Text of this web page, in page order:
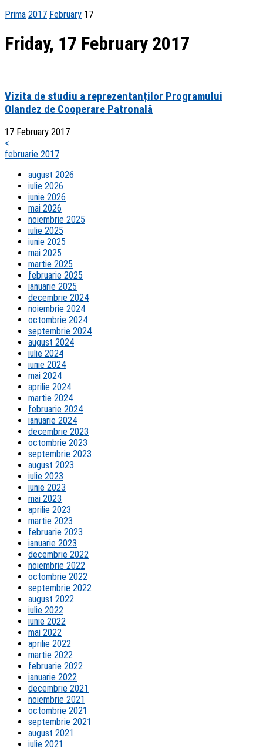
Prima 2017 February 17
Friday, 17 February 2017
Vizita de studiu a reprezentanților Programului
Olandez de Cooperare Patronală
17 February 2017
<
februarie 2017
august 2026
iulie 2026
iunie 2026
mai 2026
noiembrie 2025
iulie 2025
iunie 2025
mai 2025
martie 2025
februarie 2025
ianuarie 2025
decembrie 2024
noiembrie 2024
octombrie 2024
septembrie 2024
august 2024
iulie 2024
iunie 2024
mai 2024
aprilie 2024
martie 2024
februarie 2024
ianuarie 2024
decembrie 2023
octombrie 2023
septembrie 2023
august 2023
iulie 2023
iunie 2023
mai 2023
aprilie 2023
martie 2023
februarie 2023
ianuarie 2023
decembrie 2022
noiembrie 2022
octombrie 2022
septembrie 2022
august 2022
iulie 2022
iunie 2022
mai 2022
aprilie 2022
martie 2022
februarie 2022
ianuarie 2022
decembrie 2021
noiembrie 2021
octombrie 2021
septembrie 2021
august 2021
iulie 2021